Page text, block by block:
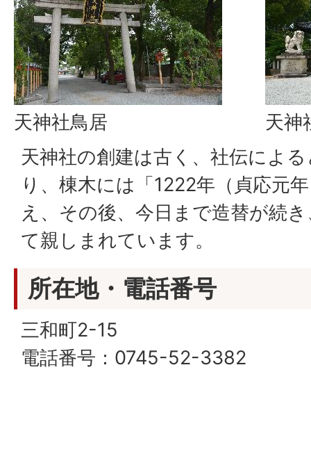
天神社鳥居
天神
天神社の創建は古く、社伝によ
り、棟木には「1222年（貞応元
え、その後、今日まで造替が続
て親しまれています。
所在地・電話番号
三和町2-15
電話番号：0745-52-3382